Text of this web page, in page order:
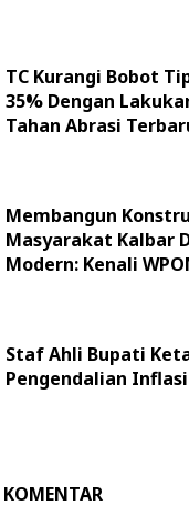
TC Kurangi Bobot
35% Dengan
Tahan Abrasi
Membangun
Masyarakat Kalbar
Modern: Kenali
Staf Ahli Bupati
Pengendalian Inflasi
KOMENTAR